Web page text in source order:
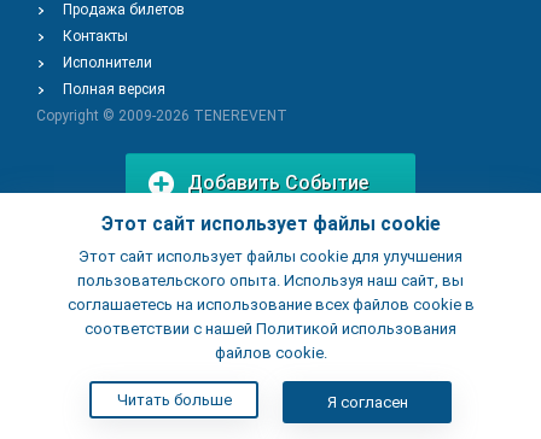
Этот сайт использует файлы cookie
Этот сайт использует файлы cookie для улучшения
пользовательского опыта. Используя наш сайт, вы
соглашаетесь на использование всех файлов cookie в
соответствии с нашей Политикой использования
файлов cookie.
Читать больше Я согласен
Продажа билетов
Контакты
Исполнители
Полная версия
Copyright © 2009-2026 TENEREVENT
Добавить Событие
Добавить Заведение